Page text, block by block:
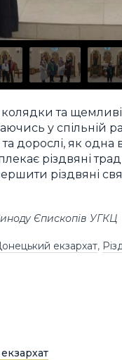
колядки та
у спільній
дорослі, як
різдвяні
різдвяні
Єпископів УГКЦ
екзархат,